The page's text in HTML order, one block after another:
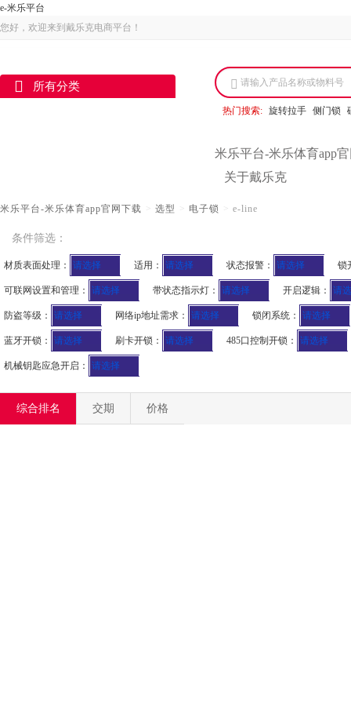
e-米乐平台
您好，欢迎来到戴乐克电商平台！
所有分类 请输入产品名称或物料号
热门搜索: 旋转拉手 侧门锁
米乐平台-米乐体育app
关于戴乐克
米乐平台-米乐体育app官网下载 > 选型 > 电子锁 > e-line
条件筛选：
材质表面处理： 请选择 适用： 请选择 状态报警： 请选择 锁
可联网设置和管理： 请选择 带状态指示灯： 请选择 开启逻辑： 请
防盗等级： 请选择 网络ip地址需求： 请选择 锁闭系统： 请选择
蓝牙开锁： 请选择 刷卡开锁： 请选择 485口控制开锁： 请选择
机械钥匙应急开启： 请选择
综合排名 交期 价格